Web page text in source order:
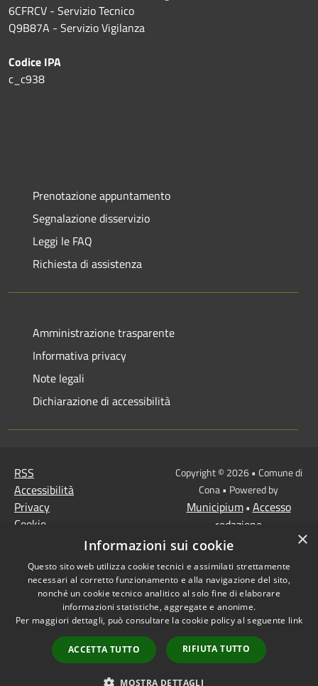
6CFRCV - Servizio Tecnico
Q9B87A - Servizio Vigilanza
Codice IPA
c_c938
Prenotazione appuntamento
Segnalazione disservizio
Leggi le FAQ
Richiesta di assistenza
Amministrazione trasparente
Informativa privacy
Note legali
Dichiarazione di accessibilità
RSS
Accessibilità
Privacy
Cookie
MISSIONE 2 Rivoluzione
verde e transizione
ecologica
Missione 1 -
Digitalizzazione,
innovazione,
competitività, cultura e
Copyright © 2026 • Comune di
Cona • Powered by
Municipium• Accesso
redazione
×
Informazioni sui cookie
Questo sito web utilizza cookie tecnici e assimilati strettamente
necessari al corretto funzionamento e alla navigazione del sito,
nonché un cookie tecnico analitico al solo fine di elaborare
informazioni statistiche, aggregate e anonime.
Per maggiori dettagli, può consultare la cookie policy al seguente link
ACCETTA TUTTO RIFIUTA TUTTO
MOSTRA DETTAGLI